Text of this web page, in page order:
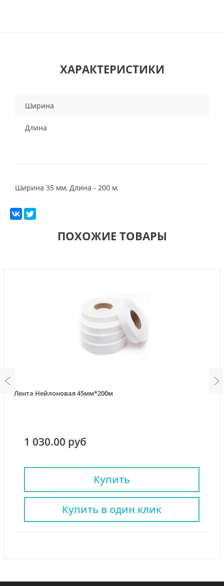
ХАРАКТЕРИСТИКИ
Ширина
Длина
Ширина 35 мм, Длина - 200 м,
ПОХОЖИЕ ТОВАРЫ
Лента Нейлоновая 45мм*200м
1 030.00 руб
Купить
Купить в один клик